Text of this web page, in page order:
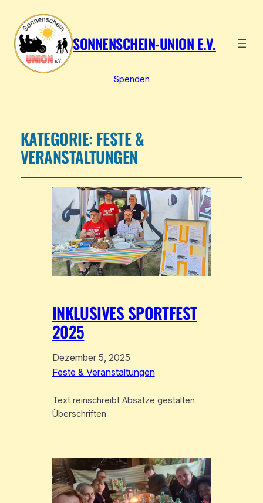
SONNENSCHEIN-UNION E.V.
Spenden
KATEGORIE: FESTE &
VERANSTALTUNGEN
INKLUSIVES SPORTFEST
2025
Dezember 5, 2025
Feste & Veranstaltungen
Text reinschreibt Absätze gestalten
Überschriften